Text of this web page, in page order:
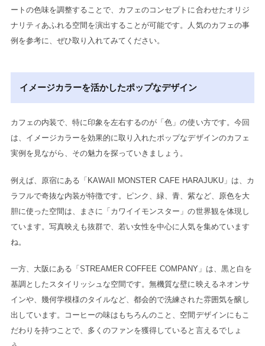
ートの色味を調整することで、カフェのコンセプトに合わせたオリジ
ナリティあふれる空間を演出することが可能です。人気のカフェの事
例を参考に、ぜひ取り入れてみてください。
イメージカラーを活かしたポップなデザイン
カフェの内装で、特に印象を左右するのが「色」の使い方です。今回
は、イメージカラーを効果的に取り入れたポップなデザインのカフェ
実例を見ながら、その魅力を探っていきましょう。
例えば、原宿にある「KAWAII MONSTER CAFE HARAJUKU」は、カ
ラフルで奇抜な内装が特徴です。ピンク、緑、青、紫など、原色を大
胆に使った空間は、まさに「カワイイモンスター」の世界観を体現し
ています。写真映えも抜群で、若い女性を中心に人気を集めています
ね。
一方、大阪にある「STREAMER COFFEE COMPANY」は、黒と白を
基調としたスタイリッシュな空間です。無機質な壁に映えるネオンサ
インや、幾何学模様のタイルなど、都会的で洗練された雰囲気を醸し
出しています。コーヒーの味はもちろんのこと、空間デザインにもこ
だわりを持つことで、多くのファンを獲得していると言えるでしょ